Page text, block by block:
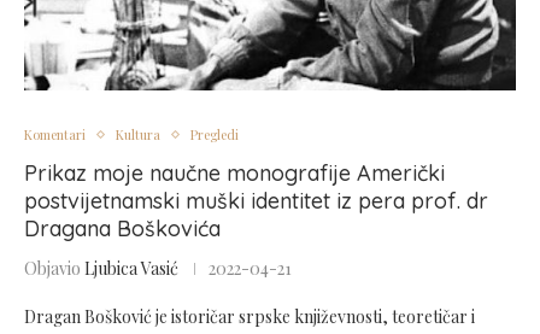
Komentari Kultura Pregledi
Prikaz moje naučne monografije Američki
postvijetnamski muški identitet iz pera prof. dr
Dragana Boškovića
Objavio Ljubica Vasić 2022-04-21
Dragan Bošković je istoričar srpske književnosti, teoretičar i